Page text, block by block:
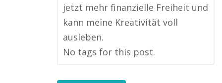
jetzt mehr finanzielle Freiheit und
kann meine Kreativität voll
ausleben.
No tags for this post.